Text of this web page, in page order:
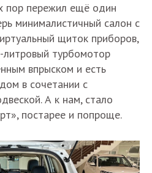
пор пережил ещё один
минималистичный салон с
щиток приборов,
турбомотор
впрыском и есть
в сочетании с
А к нам, стало
постарее и попроще.